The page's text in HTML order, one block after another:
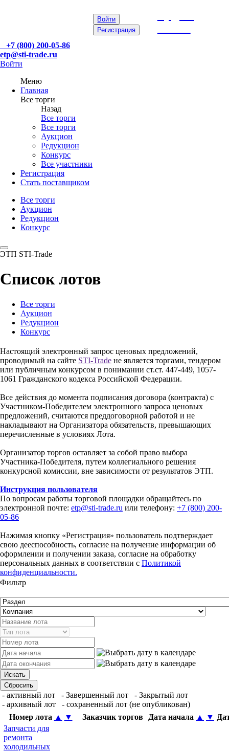
Войти
Регистрация
+7 (800) 200-05-86
etp@sti-trade.ru
Войти
Меню
Главная
Все торги
Назад
Все торги
Все торги
Аукцион
Редукцион
Конкурс
Все участники
Регистрация
Стать поставщиком
Все торги
Аукцион
Редукцион
Конкурс
ЭТП STI-Trade
Список лотов
Все торги
Аукцион
Редукцион
Конкурс
Настоящий электронный запрос ценовых предложений,
проводимый на сайте STI-Trade не является торгами, тендером
или публичным конкурсом в понимании ст.ст. 447-449, 1057-
1061 Гражданского кодекса Российской Федерации.
Все действия до момента подписания договора (контракта) с
Участником-Победителем электронного запроса ценовых
предложений, считаются преддоговорной работой и не
накладывают на Организатора обязательств, превышающих
перечисленные в условиях Лота.
Организатор торгов оставляет за собой право выбора
Участника-Победителя, путем коллегиального решения
конкурсной комиссии, вне зависимости от результатов ЭТП.
Инструкция пользователя
По вопросам работы торговой площадки обращайтесь по
электронной почте: etp@sti-trade.ru или телефону: +7 (800) 200-
05-86
Нажимая кнопку «Регистрация» пользователь подтверждает
свою дееспособность, согласие на получение информации об
оформлении и получении заказа, согласие на обработку
персональных данных в соответствии с Политикой
конфиденциальности.
Фильтр
- активный лот - Завершенный лот
- Закрытый лот
- архивный лот
- сохраненный лот (не опубликован)
Номер лота ▲ ▼ Заказчик торгов Дата начала ▲ ▼
Запчасти для
ремонта
холодильных